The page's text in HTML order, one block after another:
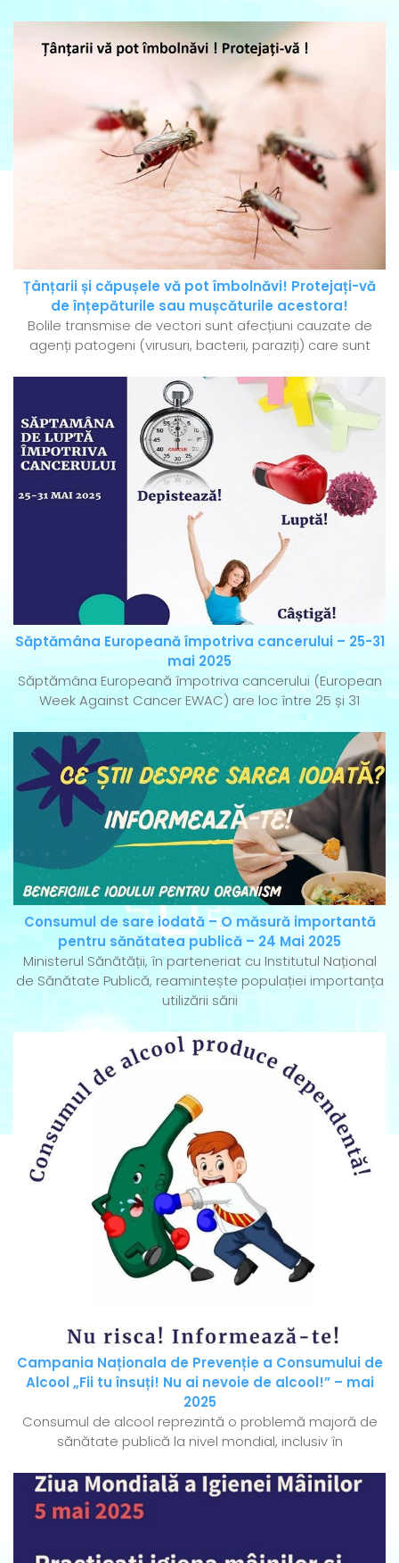
Țânțarii și căpușele vă pot îmbolnăvi! Protejați-vă
de înțepăturile sau mușcăturile acestora!
Bolile transmise de vectori sunt afecțiuni cauzate de
agenți patogeni (virusuri, bacterii, paraziți) care sunt
Săptămâna Europeană împotriva cancerului – 25-31
mai 2025
Săptămâna Europeană împotriva cancerului (European
Week Against Cancer EWAC) are loc între 25 și 31
Consumul de sare iodată – O măsură importantă
pentru sănătatea publică – 24 Mai 2025
Ministerul Sănătății, în parteneriat cu Institutul Național
de Sănătate Publică, reamintește populației importanța
utilizării sării
Campania Naționala de Prevenție a Consumului de
Alcool „Fii tu însuți! Nu ai nevoie de alcool!” – mai
2025
Consumul de alcool reprezintă o problemă majoră de
sănătate publică la nivel mondial, inclusiv în